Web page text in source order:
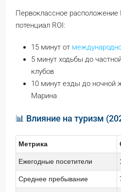
Первоклассное расположение
потенциал ROI:
15 минут от
5 минут ходьбы до
клубов
10 минут езды до
Марина
📊 Влияние на туризм
Метрика
Ежегодные посетители
Среднее пребывание